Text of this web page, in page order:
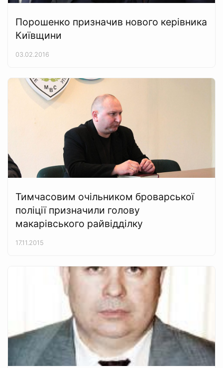
Порошенко призначив нового керівника
Київщини
03.02.2016
Тимчасовим очільником броварської
поліції призначили голову
макарівського райвідділку
17.11.2015